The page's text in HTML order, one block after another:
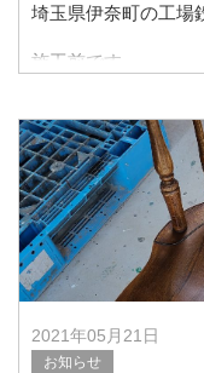
埼玉県伊奈町の工場
施工前です
今回はトラック等の
2021年05月21日
お知らせ